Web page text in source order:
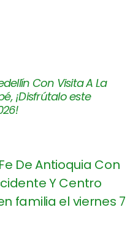
Con Visita A La
¡Disfrútalo este